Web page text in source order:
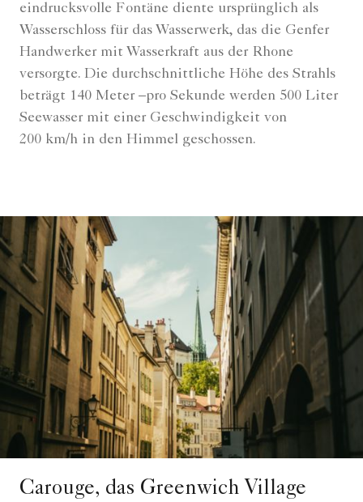
eindrucksvolle Fontäne diente ursprünglich als
Wasserschloss für das Wasserwerk, das die Genfer
Handwerker mit Wasserkraft aus der Rhone
versorgte. Die durchschnittliche Höhe des Strahls
beträgt 140 Meter –pro Sekunde werden 500 Liter
Seewasser mit einer Geschwindigkeit von
200 km/h in den Himmel geschossen.
Carouge, das Greenwich Village